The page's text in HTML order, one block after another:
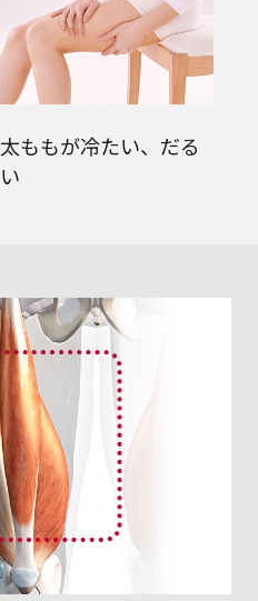
太ももが冷たい、だる
い